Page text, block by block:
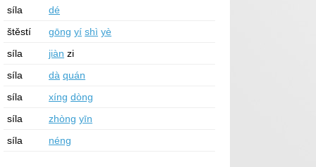
síla
dé
štěstí
gōng yí shì yè
síla
jiàn zi
síla
dà quán
síla
xíng dòng
síla
zhòng yīn
síla
néng